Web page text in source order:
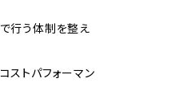
行う体制を整え
ストパフォーマン